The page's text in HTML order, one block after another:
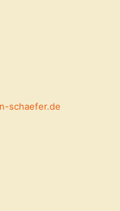
schaefer.de